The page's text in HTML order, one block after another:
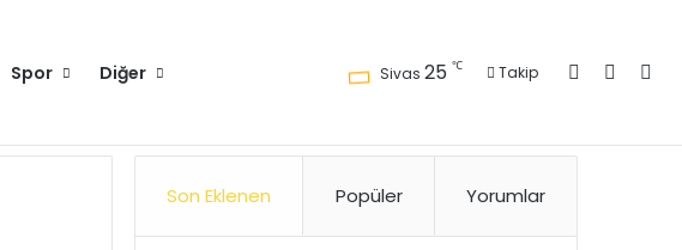
Spor Diğer Sivas 25 ℃ Takip Kayıt Ol
Son Eklenen Popüler Yorumlar